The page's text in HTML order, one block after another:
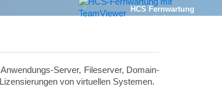
HCS Fernwartung
starten
Server, Fileserver, Domain-
von virtuellen Systemen.